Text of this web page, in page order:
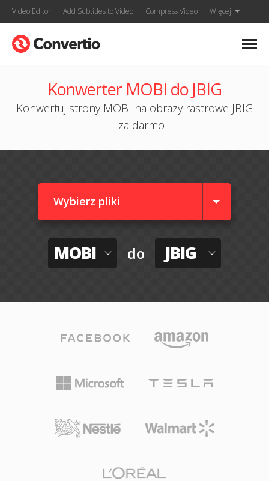
Video Editor Add Subtitles to Video Compress Video Więcej
Konwerter MOBI do JBIG
Konwertuj strony MOBI na obrazy rastrowe JBIG
— za darmo
Wybierz pliki
MOBI do JBIG